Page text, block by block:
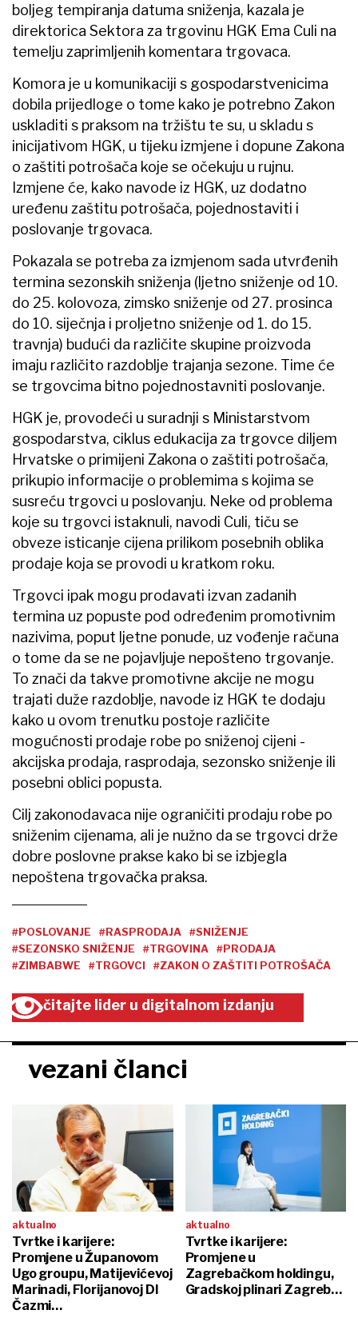
boljeg tempiranja datuma sniženja, kazala je
direktorica Sektora za trgovinu HGK Ema Culi na
temelju zaprimljenih komentara trgovaca.
Komora je u komunikaciji s gospodarstvenicima
dobila prijedloge o tome kako je potrebno Zakon
uskladiti s praksom na tržištu te su, u skladu s
inicijativom HGK, u tijeku izmjene i dopune Zakona
o zaštiti potrošača koje se očekuju u rujnu.
Izmjene će, kako navode iz HGK, uz dodatno
uređenu zaštitu potrošača, pojednostaviti i
poslovanje trgovaca.
Pokazala se potreba za izmjenom sada utvrđenih
termina sezonskih sniženja (ljetno sniženje od 10.
do 25. kolovoza, zimsko sniženje od 27. prosinca
do 10. siječnja i proljetno sniženje od 1. do 15.
travnja) budući da različite skupine proizvoda
imaju različito razdoblje trajanja sezone. Time će
se trgovcima bitno pojednostavniti poslovanje.
HGK je, provodeći u suradnji s Ministarstvom
gospodarstva, ciklus edukacija za trgovce diljem
Hrvatske o primijeni Zakona o zaštiti potrošača,
prikupio informacije o problemima s kojima se
susreću trgovci u poslovanju. Neke od problema
koje su trgovci istaknuli, navodi Culi, tiču se
obveze isticanje cijena prilikom posebnih oblika
prodaje koja se provodi u kratkom roku.
Trgovci ipak mogu prodavati izvan zadanih
termina uz popuste pod određenim promotivnim
nazivima, poput ljetne ponude, uz vođenje računa
o tome da se ne pojavljuje nepošteno trgovanje.
To znači da takve promotivne akcije ne mogu
trajati duže razdoblje, navode iz HGK te dodaju
kako u ovom trenutku postoje različite
mogućnosti prodaje robe po sniženoj cijeni -
akcijska prodaja, rasprodaja, sezonsko sniženje ili
posebni oblici popusta.
Cilj zakonodavaca nije ograničiti prodaju robe po
sniženim cijenama, ali je nužno da se trgovci drže
dobre poslovne prakse kako bi se izbjegla
nepoštena trgovačka praksa.
#POSLOVANJE #RASPRODAJA
#SNIŽENJE
#SEZONSKO SNIŽENJE
#TRGOVINA
#PRODAJA
#ZIMBABWE
#TRGOVCI #ZAKON O ZAŠTITI POTROŠAČA
čitajte lider u digitalnom izdanju
vezani članci
aktualno
Tvrtke i karijere:
Promjene u Županovom
Ugo groupu, Matijevićevoj
Marinadi, Florijanovoj DI
Čazmi…
aktualno
Tvrtke i karijere:
Promjene u
Zagrebačkom holdingu,
Gradskoj plinari Zagreb…